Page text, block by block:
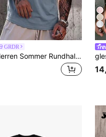
GRDR
GRDR Herren Sommer Rundhals Lässig Ärmellos Tanktop
6